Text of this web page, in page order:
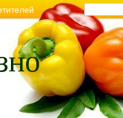
Анекдот на кухне